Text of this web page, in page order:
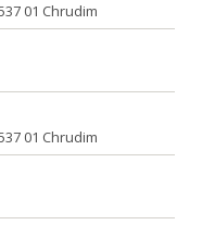
01 Chrudim
01 Chrudim